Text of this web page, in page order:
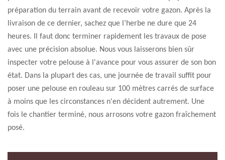
préparation du terrain avant de recevoir votre gazon. Après la
livraison de ce dernier, sachez que l’herbe ne dure que 24
heures. Il faut donc terminer rapidement les travaux de pose
avec une précision absolue. Nous vous laisserons bien sûr
inspecter votre pelouse à l'avance pour vous assurer de son bon
état. Dans la plupart des cas, une journée de travail suffit pour
poser une pelouse en rouleau sur 100 mètres carrés de surface
à moins que les circonstances n'en décident autrement. Une
fois le chantier terminé, nous arrosons votre gazon fraîchement
posé.